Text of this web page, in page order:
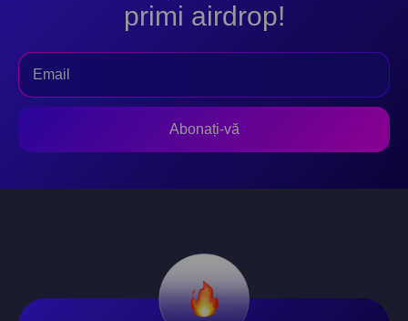
primi airdrop!
Abonați-vă